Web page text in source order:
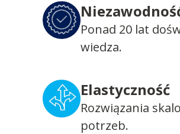
Ponad 20 lat
wiedza.
Elastyczność
Rozwiązania
potrzeb.